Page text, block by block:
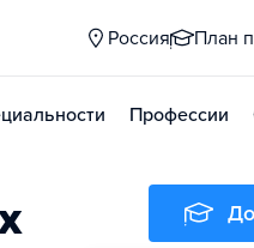
Россия План
Профессии